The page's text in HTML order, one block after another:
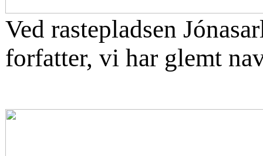
Ved rastepladsen
forfatter, vi har glemt